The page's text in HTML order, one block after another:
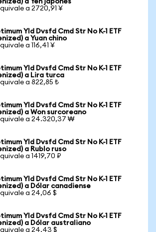
a Yen japonés
a 2720,91 ¥
Yld Dvsfd Cmd Str No K-1 ETF
a Yuan chino
a 116,41 ¥
Yld Dvsfd Cmd Str No K-1 ETF
a Lira turca
a 822,85 ₺
Yld Dvsfd Cmd Str No K-1 ETF
a Won surcoreano
a 24.320,37 ₩
Yld Dvsfd Cmd Str No K-1 ETF
a Rublo ruso
a 1419,70 ₽
Yld Dvsfd Cmd Str No K-1 ETF
a Dólar canadiense
a 24,06 $
Yld Dvsfd Cmd Str No K-1 ETF
a Dólar australiano
a 24,43 $